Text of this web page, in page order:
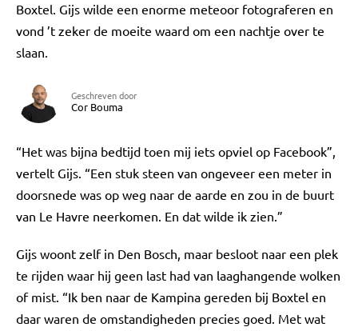
Boxtel. Gijs wilde een enorme meteoor fotograferen en
vond ’t zeker de moeite waard om een nachtje over te
slaan.
Geschreven door
Cor Bouma
“Het was bijna bedtijd toen mij iets opviel op Facebook”,
vertelt Gijs. “Een stuk steen van ongeveer een meter in
doorsnede was op weg naar de aarde en zou in de buurt
van Le Havre neerkomen. En dat wilde ik zien.”
Gijs woont zelf in Den Bosch, maar besloot naar een plek
te rijden waar hij geen last had van laaghangende wolken
of mist. “Ik ben naar de Kampina gereden bij Boxtel en
daar waren de omstandigheden precies goed. Met wat